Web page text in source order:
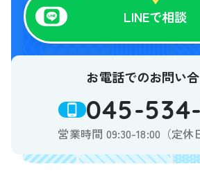
LINEで相談
お電話でのお問い
045-
営業時間 09:30-18:00（定休